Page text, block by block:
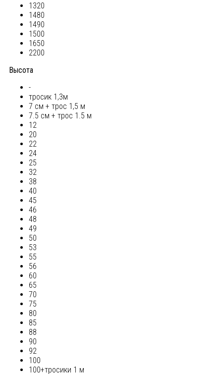
1320
1480
1490
1500
1650
2200
Высота
-
тросик 1,3м
7 см + трос 1,5 м
7.5 см + трос 1.5 м
12
20
22
24
25
32
38
40
45
46
48
49
50
53
55
56
60
65
70
75
80
85
88
90
92
100
100+тросики 1 м